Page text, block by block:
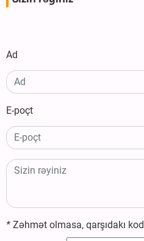
Ad
E-poçt
* Zəhmət olmasa, qarşıdakı